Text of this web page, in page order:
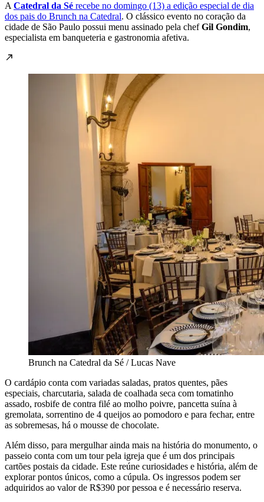
ACatedral da Sé recebe no domingo (13) a edição especial de dia
dos pais do Brunch na Catedral. O clássico evento no coração da
cidade de São Paulo possui menu assinado pela chefGil Gondim,
especialista em banqueteria e gastronomia afetiva.
Brunch na Catedral da Sé / Lucas Nave
O cardápio conta com variadas saladas, pratos quentes, pães
especiais, charcutaria, salada de coalhada seca com tomatinho
assado, rosbife de contra filé ao molho poivre, pancetta suína à
gremolata, sorrentino de 4 queijos ao pomodoro e para fechar, entre
as sobremesas, há o mousse de chocolate.
Além disso, para mergulhar ainda mais na história do monumento, o
passeio conta com um tour pela igreja que é um dos principais
cartões postais da cidade. Este reúne curiosidades e história, além de
explorar pontos únicos, como a cúpula. Os ingressos podem ser
adquiridos ao valor de R$390 por pessoa e é necessário reserva.